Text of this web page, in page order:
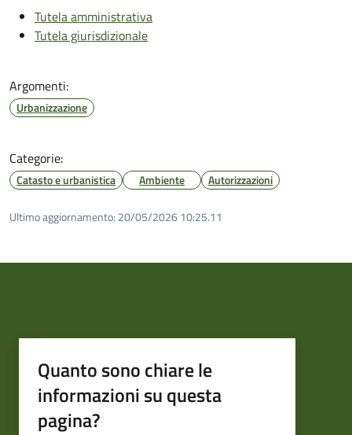
Tutela amministrativa
Tutela giurisdizionale
Argomenti:
Urbanizzazione
Categorie:
Catasto e urbanistica Ambiente Autorizzazioni
Ultimo aggiornamento: 20/05/2026 10:25.11
Quanto sono chiare le
informazioni su questa
pagina?